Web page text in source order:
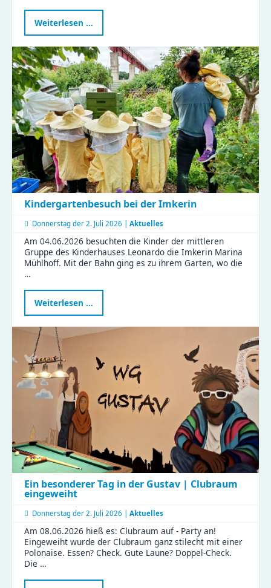
Weiterlesen …
zum
Anfassen
-
ein
Vormittag
voller
Aha-
Momente
Kindergartenbesuch bei der Imkerin
Donnerstag der 2. Juli 2026 | Aktuelles
Am 04.06.2026 besuchten die Kinder der mittleren
Gruppe des Kinderhauses Leonardo die Imkerin Marina
Mühlhoff. Mit der Bahn ging es zu ihrem Garten, wo die
…
Weiterlesen …
bei
der
Imkerin
Ein besonderer Tag in der Gustav | Clubraum
eingeweiht
Donnerstag der 2. Juli 2026 | Aktuelles
Am 08.06.2026 hieß es: Clubraum auf - Party an!
Eingeweiht wurde der Clubraum ganz stilecht mit einer
Polonaise. Essen? Check. Gute Laune? Doppel-Check.
Die …